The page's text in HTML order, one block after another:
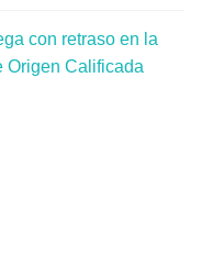
con retraso en la
Origen Calificada